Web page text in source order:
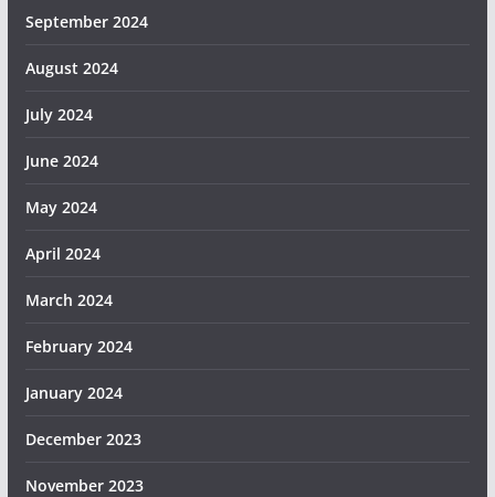
September 2024
August 2024
July 2024
June 2024
May 2024
April 2024
March 2024
February 2024
January 2024
December 2023
November 2023